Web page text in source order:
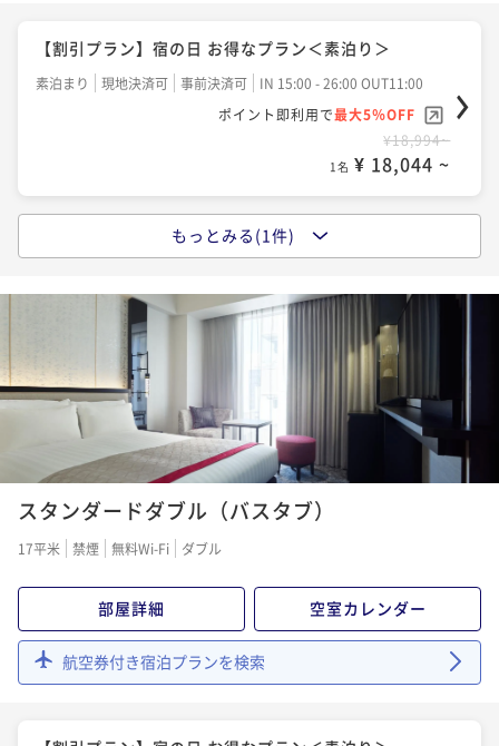
【割引プラン】宿の日 お得なプラン＜素泊り＞
素泊まり 現地決済可 事前決済可
IN 15:00 - 26:00 OUT11:00
ポイント即利用で最大5％OFF
¥18,994~
1名 ¥ 18,044 ~
【割引プラン】宿の日 お得なプラン＜朝食付＞
ポイント即利用で 最大5％OFF
¥21,693~
1名 ¥ 20,608 ~
もっとみる(1件)
スタンダードダブル（バスタブ）
17平米 禁煙 無料Wi-Fi ダブル
部屋詳細 空室カレンダー
航空券付き宿泊プランを検索